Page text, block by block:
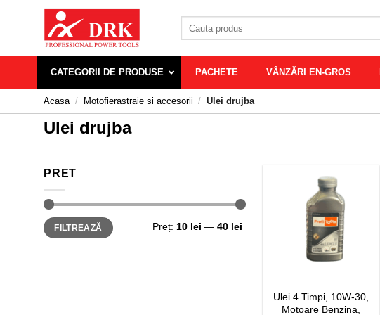
CATEGORII DE PRODUSE PACHETE VÂNZĂRI EN-GROS
Acasa / Motofierastraie si accesorii / Ulei drujba
Ulei drujba
PRET
Preț
minim
Preț
maxim
FILTREAZĂ Preț: 10 lei — 40 lei
Ulei 4 Timpi, 10W-30,
Motoare Benzina,